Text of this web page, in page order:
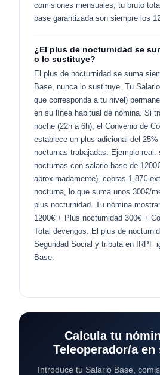
comisiones mensuales, tu bruto
base garantizada son siempre los
¿El plus de nocturnidad se
o lo sustituye?
El plus de nocturnidad se suma
Base, nunca lo sustituye. Tu
que corresponda a tu nivel)
en su línea habitual de nómina. Si
noche (22h a 6h), el Convenio de
establece un plus adicional del
nocturnas trabajadas. Ejemplo real:
nocturnas con salario base de
aproximadamente), cobras 1,87€
nocturna, lo que suma unos 300€/
plus nocturnidad. Tu nómina
1200€ + Plus nocturnidad 300€ +
Total devengos. El plus de
Seguridad Social y tributa en IRPF
Base.
Calcula tu
Teleoperador/a en
Introduce tu Salario Base,